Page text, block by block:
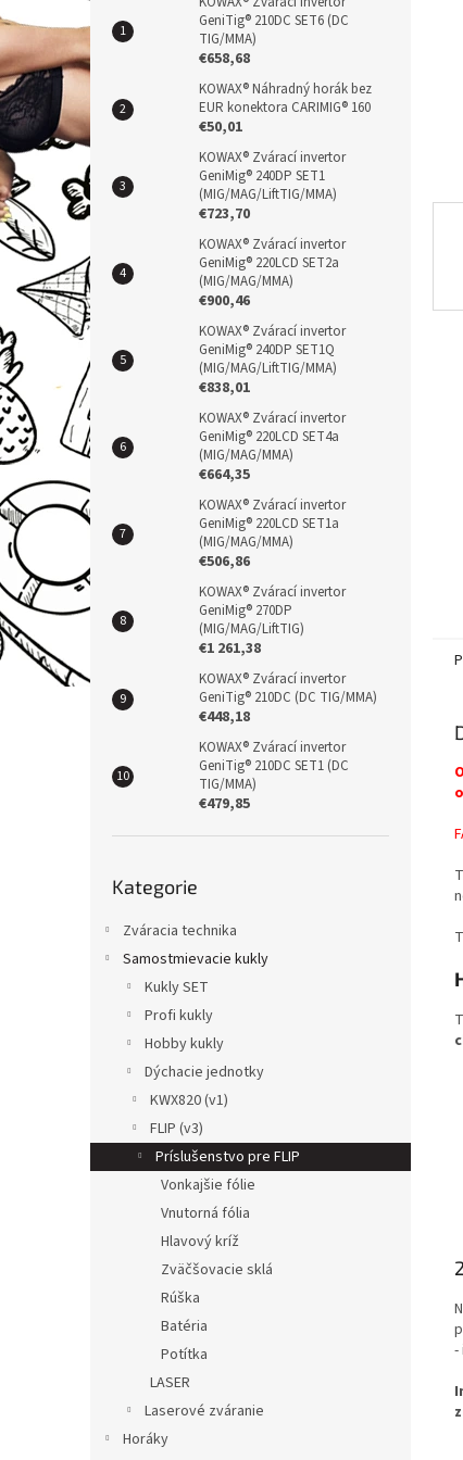
n
e
l
GeniTig® 210DC SET6 (DC
TIG/MMA)
€658,68
KOWAX® Náhradný horák bez
EUR konektora CARIMIG® 160
€50,01
KOWAX® Zvárací invertor
GeniMig® 240DP SET1
(MIG/MAG/LiftTIG/MMA)
€723,70
KOWAX® Zvárací invertor
GeniMig® 220LCD SET2a
(MIG/MAG/MMA)
€900,46
KOWAX® Zvárací invertor
GeniMig® 240DP SET1Q
(MIG/MAG/LiftTIG/MMA)
€838,01
KOWAX® Zvárací invertor
GeniMig® 220LCD SET4a
(MIG/MAG/MMA)
€664,35
KOWAX® Zvárací invertor
GeniMig® 220LCD SET1a
(MIG/MAG/MMA)
€506,86
KOWAX® Zvárací invertor
GeniMig® 270DP
(MIG/MAG/LiftTIG)
€1 261,38
KOWAX® Zvárací invertor
GeniTig® 210DC (DC TIG/MMA)
€448,18
KOWAX® Zvárací invertor
GeniTig® 210DC SET1 (DC
TIG/MMA)
€479,85
kategorie
Kategorie
Zváracia technika
Samostmievacie kukly
Kukly SET
Profi kukly
Hobby kukly
Dýchacie jednotky
KWX820 (v1)
FLIP (v3)
Príslušenstvo pre FLIP
Vonkajšie fólie
Vnutorná fólia
Hlavový kríž
Zväčšovacie sklá
Rúška
Batéria
Potítka
LASER
Laserové zváranie
Horáky
-